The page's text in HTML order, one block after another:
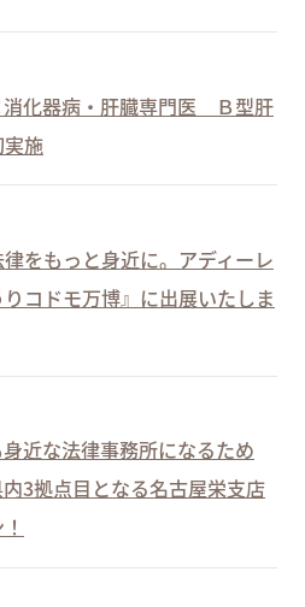
化器病・肝臓専門医 Ｂ型肝
施
律をもっと身近に。アディーレ
コドモ万博』に出展いたしま
近な法律事務所になるため
3拠点目となる名古屋栄支店